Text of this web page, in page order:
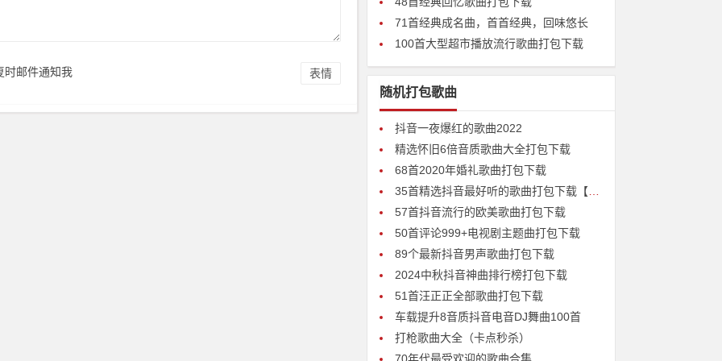
表情
时邮件通知我
71首经典成名曲，首首经典，回味悠长
100首大型超市播放流行歌曲打包下载
随机打包歌曲
抖音一夜爆红的歌曲2022
精选怀旧6倍音质歌曲大全打包下载
68首2020年婚礼歌曲打包下载
35首精选抖音最好听的歌曲打包下载【高清无损mp3】
57首抖音流行的欧美歌曲打包下载
50首评论999+电视剧主题曲打包下载
89个最新抖音男声歌曲打包下载
2024中秋抖音神曲排行榜打包下载
51首汪正正全部歌曲打包下载
车载提升8音质抖音电音DJ舞曲100首
打枪歌曲大全（卡点秒杀）